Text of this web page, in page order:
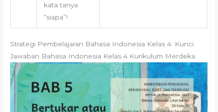
kata tanya
“siapa”!
Strategi Pembelajaran Bahasa Indonesia Kelas 4: Kunci
Jawaban Bahasa Indonesia Kelas 4 Kurikulum Merdeka